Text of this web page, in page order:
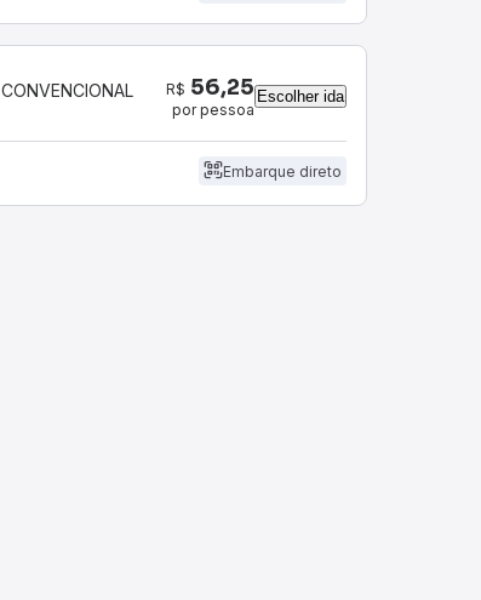
CONVENCIONAL R$ 56,25
por pessoa
Escolher ida
Embarque direto